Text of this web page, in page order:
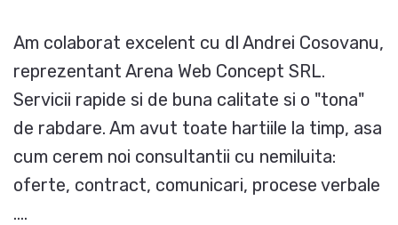
Am colaborat excelent cu dl Andrei Cosovanu,
reprezentant Arena Web Concept SRL.
Servicii rapide si de buna calitate si o "tona"
de rabdare. Am avut toate hartiile la timp, asa
cum cerem noi consultantii cu nemiluita:
oferte, contract, comunicari, procese verbale
....